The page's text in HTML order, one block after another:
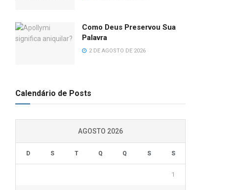
Como Deus Preservou Sua
Palavra
2 DE AGOSTO DE 2026
Calendário de Posts
AGOSTO 2026
D S T Q Q S S
1